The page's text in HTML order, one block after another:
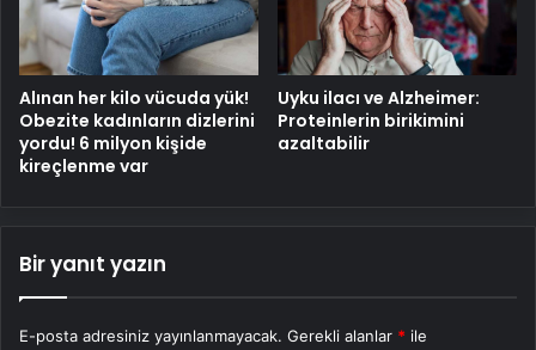
Alınan her kilo vücuda yük!
Obezite kadınların dizlerini
yordu! 6 milyon kişide
kireçlenme var
Uyku ilacı ve Alzheimer:
Proteinlerin birikimini
azaltabilir
Bir yanıt yazın
E-posta adresiniz yayınlanmayacak. Gerekli alanlar * ile